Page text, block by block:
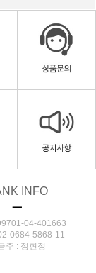
INFO
ㅡ
04-401663
0684-5868-11
주 : 정현정